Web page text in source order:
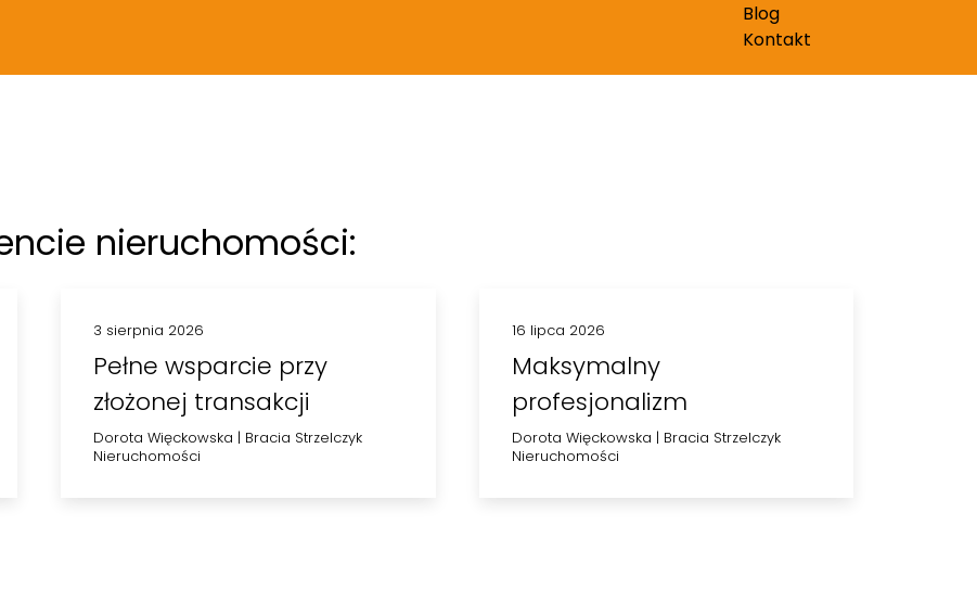
Blog
Kontakt
nieruchomości:
3 sierpnia 2026
Pełne wsparcie przy
złożonej transakcji
Dorota Więckowska | Bracia Strzelczyk
Nieruchomości
16 lipca 2026
Maksymalny
profesjonalizm
Dorota Więckowska | Bracia Strzelczyk
Nieruchomości